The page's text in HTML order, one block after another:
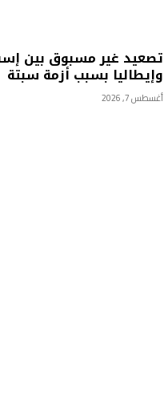
تصعيد غير مسبوق بين
وإيطاليا بسبب أزمة سبتة
أغسطس 7, 2026